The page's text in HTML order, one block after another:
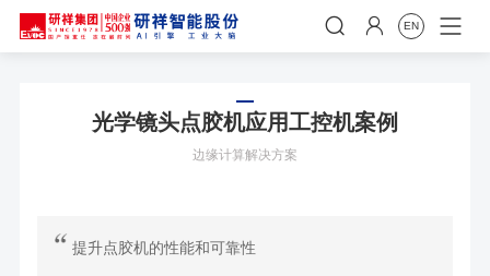
  EN
光学镜头点胶机应用工控机案例
边缘计算解决方案
提升点胶机的性能和可靠性